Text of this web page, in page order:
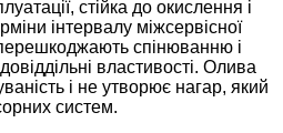
стійка до окислення і
інтервалу міжсервісної
спінюванню і
властивості. Олива
і не утворює нагар, який
систем.